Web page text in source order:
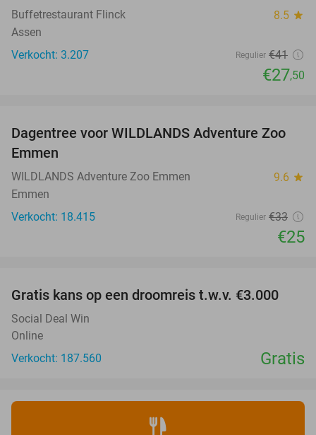
Buffetrestaurant Flinck 8.5 star
Assen
Verkocht: 3.207
Regulier €41
€27,50
24%
Dagentree voor WILDLANDS Adventure Zoo
Emmen
WILDLANDS Adventure Zoo Emmen 9.6 star
Emmen
Verkocht: 18.415
Regulier €33
€25
Gratis kans op een droomreis t.w.v. €3.000
Social Deal Win
Online
Verkocht: 187.560
Gratis